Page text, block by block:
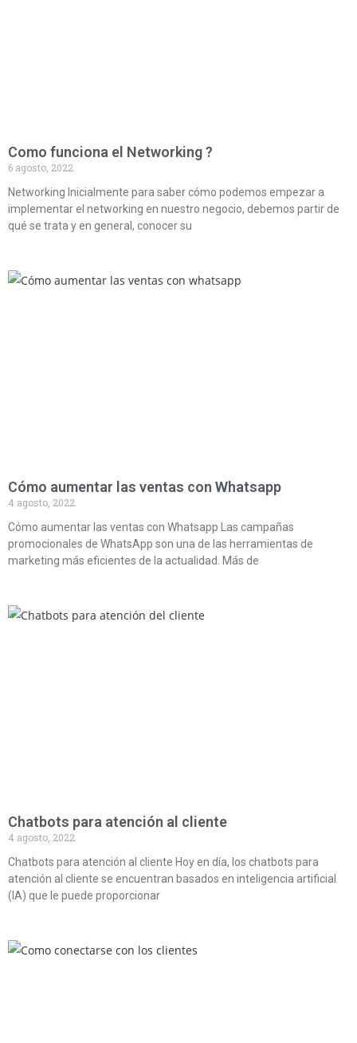
Como funciona el Networking ?
6 agosto, 2022
Networking Inicialmente para saber cómo podemos empezar a
implementar el networking en nuestro negocio, debemos partir de
qué se trata y en general, conocer su
Cómo aumentar las ventas con Whatsapp
4 agosto, 2022
Cómo aumentar las ventas con Whatsapp Las campañas
promocionales de WhatsApp son una de las herramientas de
marketing más eficientes de la actualidad. Más de
Chatbots para atención al cliente
4 agosto, 2022
Chatbots para atención al cliente Hoy en día, los chatbots para
atención al cliente se encuentran basados en inteligencia artificial
(IA) que le puede proporcionar